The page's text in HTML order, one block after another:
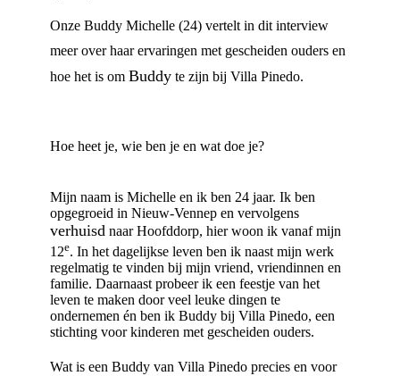
Onze Buddy Michelle (24) vertelt in dit interview
meer over haar ervaringen met gescheiden ouders en
hoe het is om Buddy te zijn bij Villa Pinedo.
Hoe heet je, wie ben je en wat doe je?
Mijn naam is Michelle en ik ben 24 jaar. Ik ben
opgegroeid in Nieuw-Vennep en vervolgens
verhuisd naar Hoofddorp, hier woon ik vanaf mijn
12e. In het dagelijkse leven ben ik naast mijn werk
regelmatig te vinden bij mijn vriend, vriendinnen en
familie. Daarnaast probeer ik een feestje van het
leven te maken door veel leuke dingen te
ondernemen én ben ik Buddy bij Villa Pinedo, een
stichting voor kinderen met gescheiden ouders.
Wat is een Buddy van Villa Pinedo precies en voor